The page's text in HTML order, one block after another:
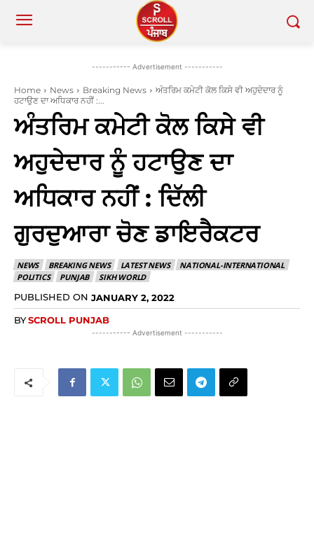
----------- Advertisement -----------
Home News Breaking News
ਅੰਤਰਿਮ ਕਮੇਟੀ ਕੋਲ ਕਿਸੇ ਵੀ ਅਹੁਦੇਦਾਰ ਨੂੰ
ਹਟਾਉਣ ਦਾ ਅਧਿਕਾਰ ਨਹੀਂ :...
ਅੰਤਰਿਮ ਕਮੇਟੀ ਕੋਲ ਕਿਸੇ ਵੀ
ਅਹੁਦੇਦਾਰ ਨੂੰ ਹਟਾਉਣ ਦਾ
ਅਧਿਕਾਰ ਨਹੀਂ : ਦਿੱਲੀ
ਗੁਰਦੁਆਰਾ ਚੋਣ ਡਾਇਰੈਕਟਰ
NEWS BREAKING NEWS LATEST NEWS
NATIONAL-INTERNATIONAL
POLITICS
PUNJAB SIKH WORLD
PUBLISHED ON JANUARY 2, 2022
BYSCROLL PUNJAB
----------- Advertisement -----------